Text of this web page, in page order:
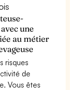
une
au métier
risques
de
Vous êtes